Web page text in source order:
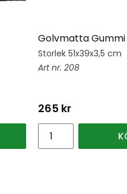
Golvmatta Gummi
Storlek 51x39x3,5 cm
208
265 kr